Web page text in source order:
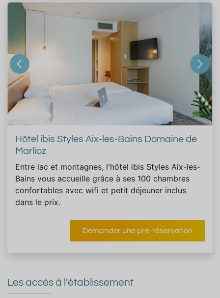
Hôtel ibis Styles Aix-les-Bains Domaine de
Marlioz
Entre lac et montagnes, l'hôtel ibis Styles Aix-les-
Bains vous accueille grâce à ses 100 chambres
confortables avec wifi et petit déjeuner inclus
dans le prix.
Demander une pré-réservation
Les accès à l'établissement